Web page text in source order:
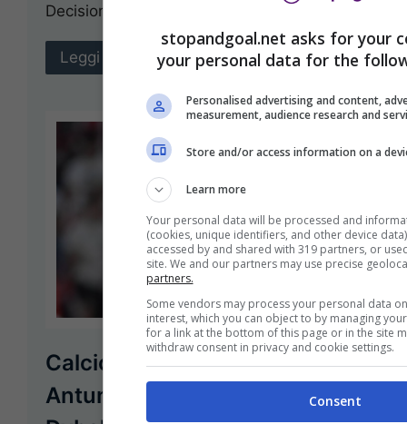
Decisione ufficiale del manager ...
Leggi Tutto
Calciomercato: incontro con
Antun, svolta per Paulo
stopandgoal.net asks for your
your personal data for the
Personalised advertising and content,
measurement, audience research and
Store and/or access information on a
Learn more
Your personal data will be processed and
(cookies, unique identifiers, and other device
accessed by and shared with 319 partners, or
site. We and our partners may use precise
partners.
Some vendors may process your personal data
interest, which you can object to by managing
for a link at the bottom of this page or in the site
withdraw consent in privacy and cookie settings.
Consent